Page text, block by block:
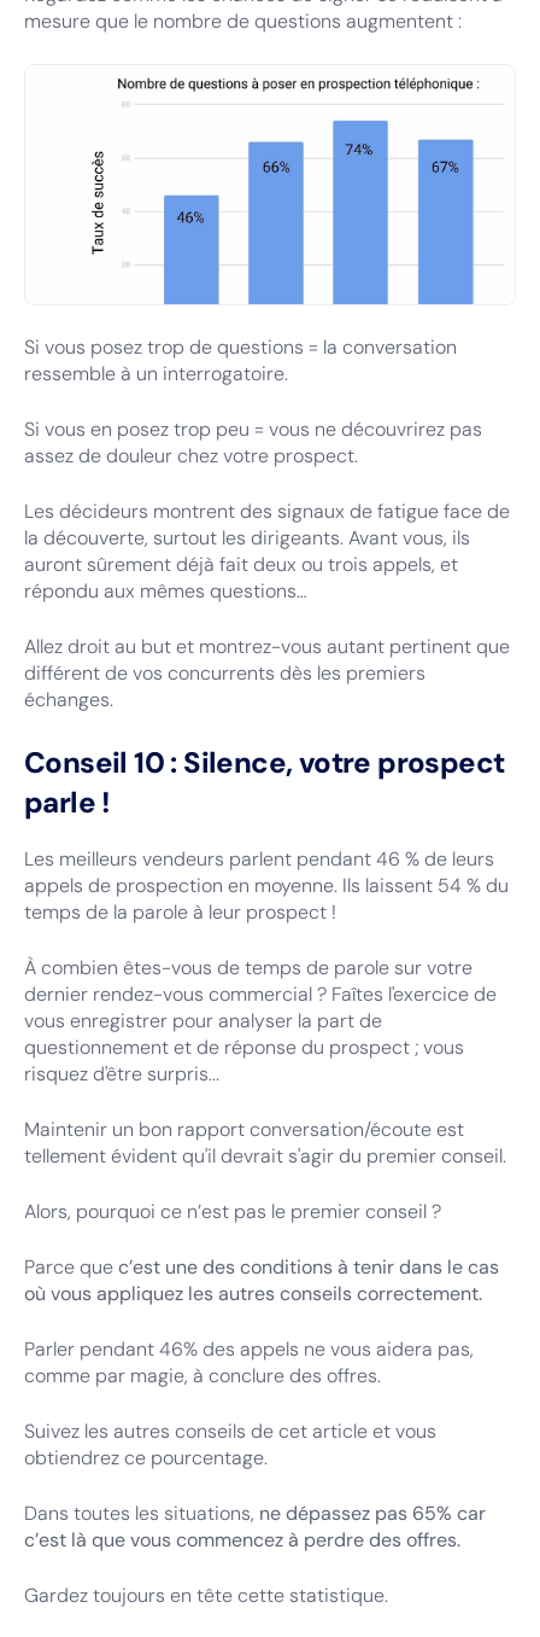
mesure que le nombre de questions augmentent :
Ajustez le nombre de questions à poser
Si vous posez trop de questions = la conversation
ressemble à un interrogatoire.
Si vous en posez trop peu = vous ne découvrirez pas
assez de douleur chez votre prospect.
Les décideurs montrent des signaux de fatigue face de
la découverte, surtout les dirigeants. Avant vous, ils
auront sûrement déjà fait deux ou trois appels, et
répondu aux mêmes questions…
Allez droit au but et montrez-vous autant pertinent que
différent de vos concurrents dès les premiers
échanges.
Conseil 10 : Silence, votre prospect
parle !
Les meilleurs vendeurs parlent pendant 46 % de leurs
appels de prospection en moyenne. Ils laissent 54 % du
temps de la parole à leur prospect !
À combien êtes-vous de temps de parole sur votre
dernier rendez-vous commercial ? Faîtes l'exercice de
vous enregistrer pour analyser la part de
questionnement et de réponse du prospect ; vous
risquez d'être surpris...
Maintenir un bon rapport conversation/écoute est
tellement évident qu'il devrait s'agir du premier conseil.
Alors, pourquoi ce n’est pas le premier conseil ?
Parce quec’est une des conditions à tenir dans le cas
où vous appliquez les autres conseils correctement.
Parler pendant 46% des appels ne vous aidera pas,
comme par magie, à conclure des offres.
Suivez les autres conseils de cet article et vous
obtiendrez ce pourcentage.
Dans toutes les situations, ne dépassez pas 65% car
c’est là que vous commencez à perdre des offres.
Gardez toujours en tête cette statistique.